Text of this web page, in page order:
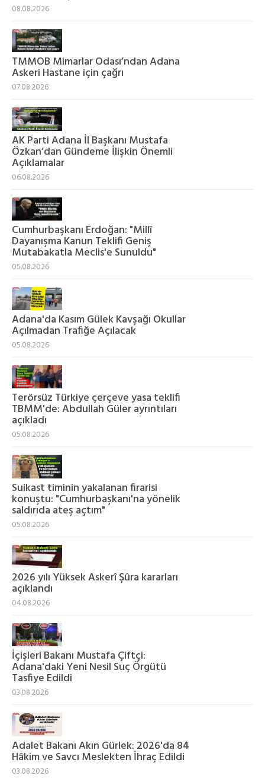
08.08.2026
TMMOB Mimarlar Odası’ndan Adana
Askeri Hastane için çağrı
07.08.2026
AK Parti Adana İl Başkanı Mustafa
Özkan’dan Gündeme İlişkin Önemli
Açıklamalar
06.08.2026
Cumhurbaşkanı Erdoğan: "Millî
Dayanışma Kanun Teklifi Geniş
Mutabakatla Meclis'e Sunuldu"
05.08.2026
Adana'da Kasım Gülek Kavşağı Okullar
Açılmadan Trafiğe Açılacak
05.08.2026
Terörsüz Türkiye çerçeve yasa teklifi
TBMM'de: Abdullah Güler ayrıntıları
açıkladı
05.08.2026
Suikast timinin yakalanan firarisi
konuştu: "Cumhurbaşkanı'na yönelik
saldırıda ateş açtım"
05.08.2026
2026 yılı Yüksek Askerî Şûra kararları
açıklandı
04.08.2026
İçişleri Bakanı Mustafa Çiftçi:
Adana'daki Yeni Nesil Suç Örgütü
Tasfiye Edildi
03.08.2026
Adalet Bakanı Akın Gürlek: 2026'da 84
Hâkim ve Savcı Meslekten İhraç Edildi
03.08.2026